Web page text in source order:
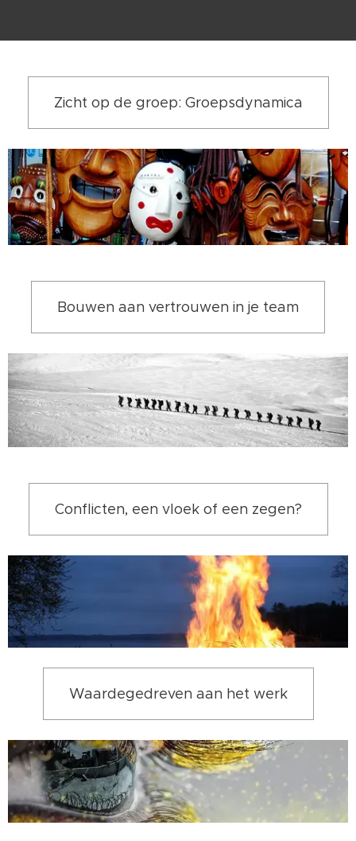
Zicht op de groep: Groepsdynamica
Bouwen aan vertrouwen in je team
Conflicten, een vloek of een zegen?
Waardegedreven aan het werk